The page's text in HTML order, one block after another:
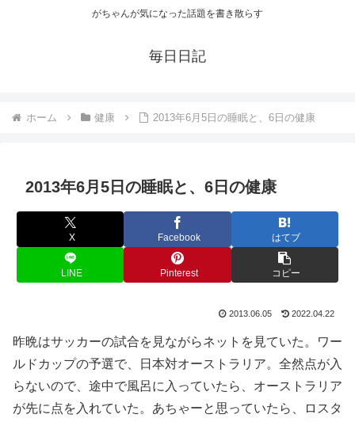
がちゃんが気になった話題を書き散らす
毎日日記
ホーム 健康 2013年6月5日の睡眠と、6日の健康
2013年6月5日の睡眠と、6日の健康
X Facebook はてブ
LINE Pinterest コピー
2013.06.05 2022.04.22
昨晩はサッカーの試合を見ながらネットを見ていた。ワー
ルドカップの予選で、日本対オーストラリア。全然点が入
らないので、途中で風呂に入っていたら、オーストラリア
が先に点を入れていた。あちゃーと思っていたら、ロスタ